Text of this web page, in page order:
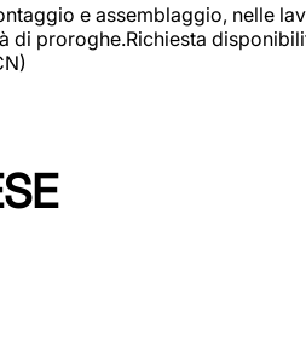
e assemblaggio, nelle
proroghe.Richiesta